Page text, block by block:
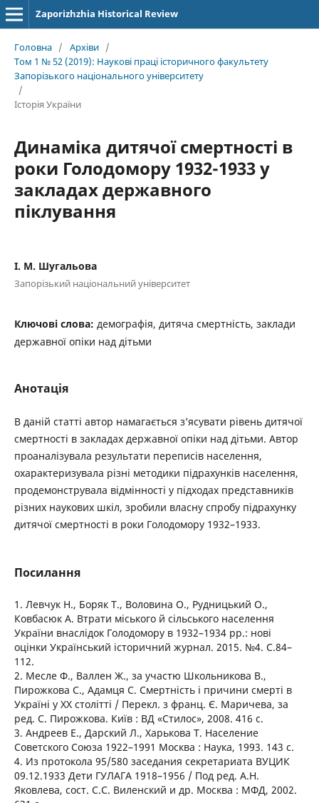
Zaporizhzhia Historical Review
Головна / Архіви /
Том 1 № 52 (2019): Наукові праці історичного факультету
Запорізького національного університету
/
Історія України
Динаміка дитячої смертності в
роки Голодомору 1932-1933 у
закладах державного
піклування
І. М. Шугальова
Запорізький національний університет
Ключові слова: демографія, дитяча смертність, заклади
державної опіки над дітьми
Анотація
В даній статті автор намагається з’ясувати рівень дитячої
смертності в закладах державної опіки над дітьми. Автор
проаналізувала результати переписів населення,
охарактеризувала різні методики підрахунків населення,
продемонструвала відмінності у підходах представників
різних наукових шкіл, зробили власну спробу підрахунку
дитячої смертності в роки Голодомору 1932–1933.
Посилання
1. Левчук Н., Боряк Т., Воловина О., Рудницький О.,
Ковбасюк А. Втрати міського й сільського населення
України внаслідок Голодомору в 1932–1934 рр.: нові
оцінки Український історичний журнал. 2015. №4. С.84–
112.
2. Месле Ф., Валлен Ж., за участю Школьникова В.,
Пирожкова С., Адамця С. Смертність і причини смерті в
Україні у ХХ столітті / Перекл. з франц. Є. Маричева, за
ред. С. Пирожкова. Київ : ВД «Стилос», 2008. 416 с.
3. Андреев Е., Дарский Л., Харькова Т. Население
Советского Союза 1922–1991 Москва : Наука, 1993. 143 с.
4. Из протокола 95/580 заседания секретариата ВУЦИК
09.12.1933 Дети ГУЛАГА 1918–1956 / Под ред. А.Н.
Яковлева, сост. С.С. Виленский и др. Москва : МФД, 2002.